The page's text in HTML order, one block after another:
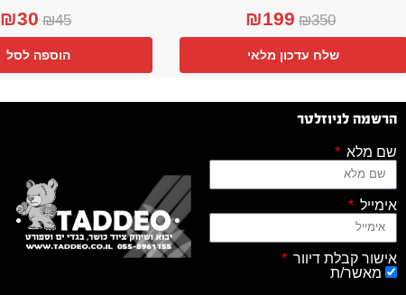
₪350
₪199
שלח עדכון מלאי
₪45
₪30
הוספה לסל
הרשמה לניוזלטר
שם מלא
אימייל
אישור קבלת דיוור
מאשר/ת